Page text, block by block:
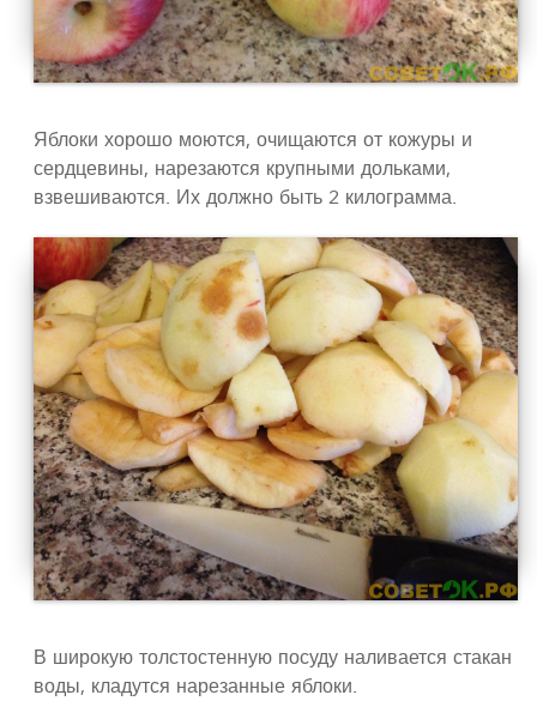
Яблоки хорошо моются, очищаются от кожуры и
сердцевины, нарезаются крупными дольками,
взвешиваются. Их должно быть 2 килограмма.
В широкую толстостенную посуду наливается стакан
воды, кладутся нарезанные яблоки.